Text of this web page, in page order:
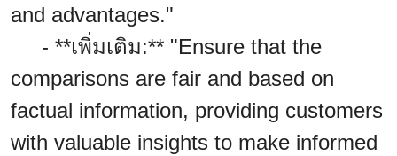
and advantages."
- **เพิ่มเติม:** "Ensure that the
comparisons are fair and based on
factual information, providing customers
with valuable insights to make informed